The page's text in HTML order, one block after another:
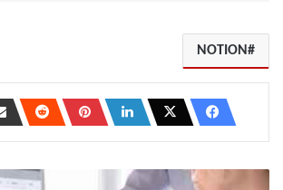
NOTION